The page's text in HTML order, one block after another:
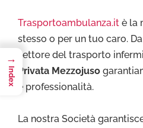
Trasportoambulanza.it è la
stesso o per un tuo caro.
settore del trasporto
Privata Mezzojuso
e professionalità.
La nostra Società
→
Index